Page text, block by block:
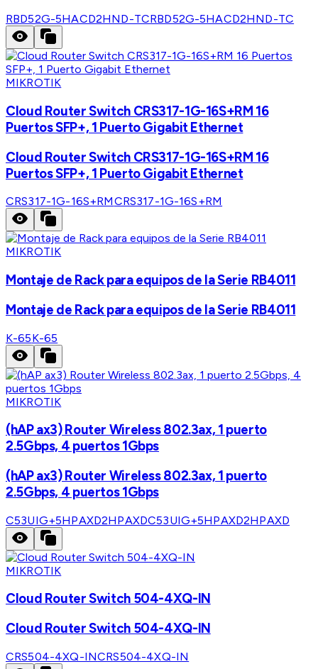
RBD52G-5HACD2HND-TCRBD52G-5HACD2HND-TC
MIKROTIK
Cloud Router Switch CRS317-1G-16S+RM 16
Puertos SFP+, 1 Puerto Gigabit Ethernet
Cloud Router Switch CRS317-1G-16S+RM 16
Puertos SFP+, 1 Puerto Gigabit Ethernet
CRS317-1G-16S+RMCRS317-1G-16S+RM
MIKROTIK
Montaje de Rack para equipos de la Serie RB4011
Montaje de Rack para equipos de la Serie RB4011
K-65K-65
MIKROTIK
(hAP ax3) Router Wireless 802.3ax, 1 puerto
2.5Gbps, 4 puertos 1Gbps
(hAP ax3) Router Wireless 802.3ax, 1 puerto
2.5Gbps, 4 puertos 1Gbps
C53UIG+5HPAXD2HPAXDC53UIG+5HPAXD2HPAXD
MIKROTIK
Cloud Router Switch 504-4XQ-IN
Cloud Router Switch 504-4XQ-IN
CRS504-4XQ-INCRS504-4XQ-IN